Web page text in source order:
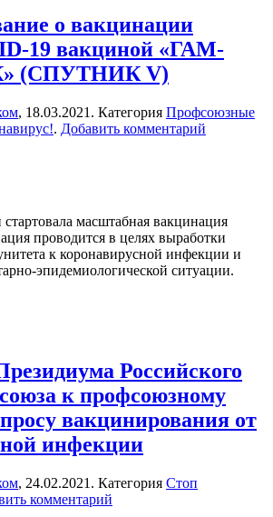
о вакцинации
19 вакциной «ГАМ-
(СПУТНИК V)
, 18.03.2021 . Категория Профсоюзные
. Добавить комментарий
масштабная вакцинация
проводится в целях выработки
к коронавирусной инфекции и
эпидемиологической ситуации.
Российского
к профсоюзному
вакцинирования от
инфекции
, 24.02.2021 . Категория Стоп
комментарий